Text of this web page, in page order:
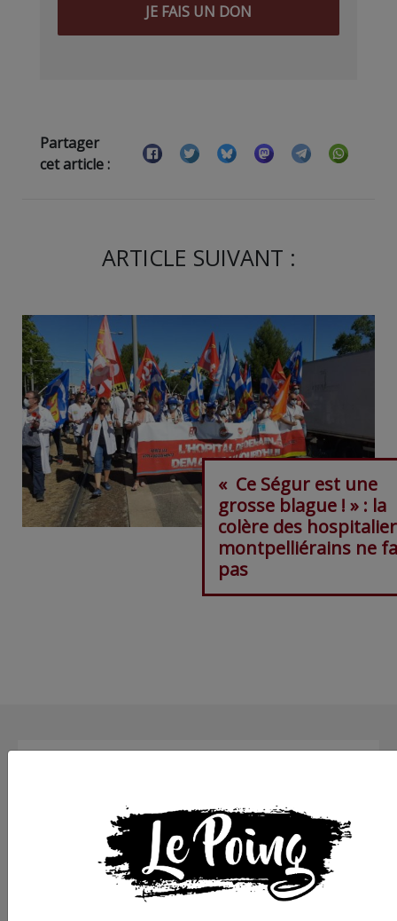
JE FAIS UN DON
Partager
cet article :
ARTICLE SUIVANT :
« Ce Ségur est une
grosse blague ! » : la
colère des
montpelliérains ne
pas